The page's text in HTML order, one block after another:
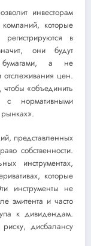
инвесторам
которые
в
они будут
бумагами, а не
отслеживания цен.
чтобы «объединить
с нормативными
представленных
собственности.
инструментах,
которые
инструменты не
эмитента и часто
к дивидендам.
дисбалансу